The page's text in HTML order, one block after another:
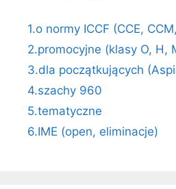
1.o normy ICCF (CCE,
2.promocyjne (klasy O, H,
3.dla początkujących
4.szachy 960
5.tematyczne
6.IME (open, eliminacje)